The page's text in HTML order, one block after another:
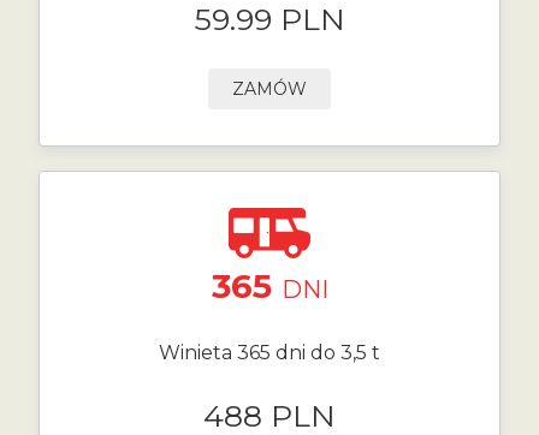
59.99 PLN
ZAMÓW
365 DNI
Winieta 365 dni do 3,5 t
488 PLN